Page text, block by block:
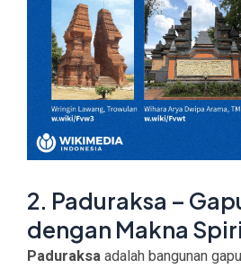
2. Paduraksa –
dengan Makna
Paduraksa adalah bangunan